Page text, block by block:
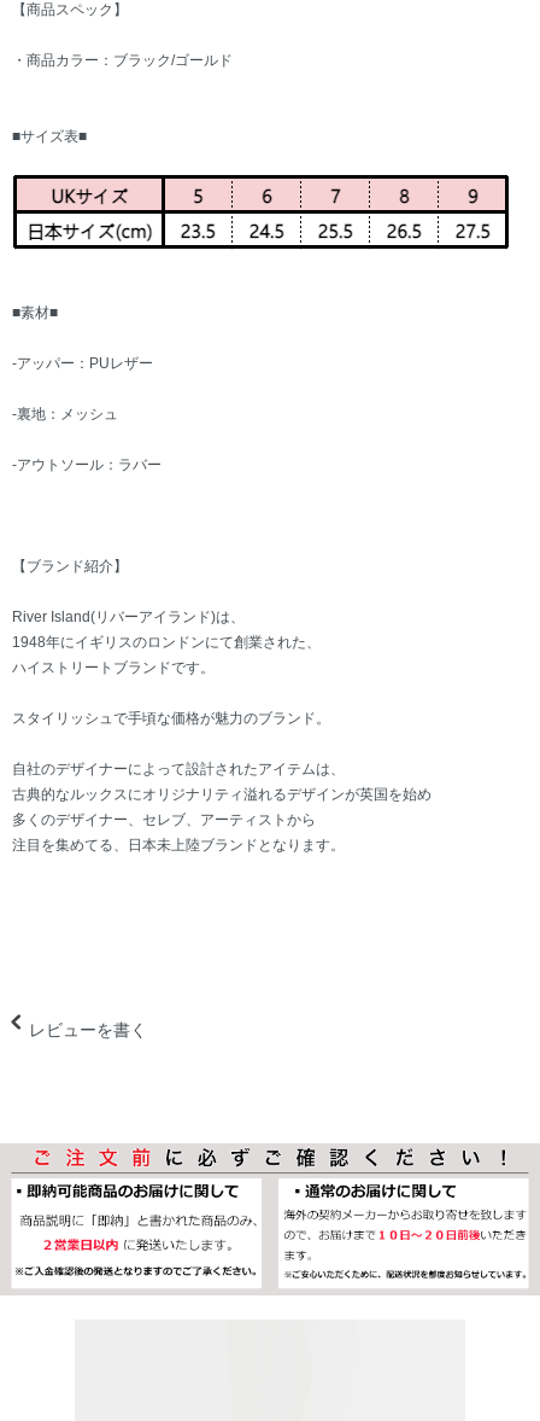
【商品スペック】
・商品カラー：ブラック/ゴールド
■サイズ表■
■素材■
-アッパー：PUレザー
-裏地：メッシュ
-アウトソール：ラバー
【ブランド紹介】
River Island(リバーアイランド)は、
1948年にイギリスのロンドンにて創業された、
ハイストリートブランドです。
スタイリッシュで手頃な価格が魅力のブランド。
自社のデザイナーによって設計されたアイテムは、
古典的なルックスにオリジナリティ溢れるデザインが英国を始め
多くのデザイナー、セレブ、アーティストから
注目を集めてる、日本未上陸ブランドとなります。
レビューを書く